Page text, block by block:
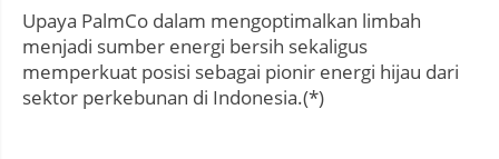
Upaya PalmCo dalam mengoptimalkan limbah
menjadi sumber energi bersih sekaligus
memperkuat posisi sebagai pionir energi hijau dari
sektor perkebunan di Indonesia.(*)